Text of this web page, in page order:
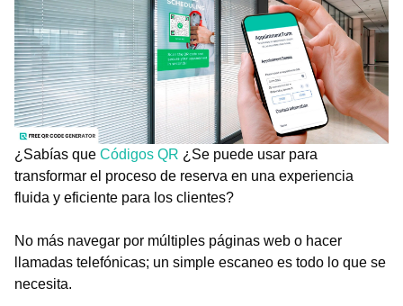
¿Sabías que Códigos QR ¿Se puede usar para
transformar el proceso de reserva en una experiencia
fluida y eficiente para los clientes?
No más navegar por múltiples páginas web o hacer
llamadas telefónicas; un simple escaneo es todo lo que se
necesita.